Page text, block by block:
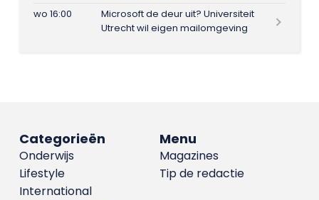
wo 16:00
Microsoft de deur uit? Universiteit
Utrecht wil eigen mailomgeving
Menu
Magazines
Tip de redactie
Categorieën
Onderwijs
Lifestyle
International